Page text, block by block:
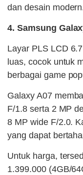
dan desain
4. Samsung
Layar PLS LCD
luas, cocok untuk
berbagai game
Galaxy A07
F/1.8 serta 2 MP
8 MP wide F/2.0.
yang dapat
Untuk harga,
1.399.000 (4GB/